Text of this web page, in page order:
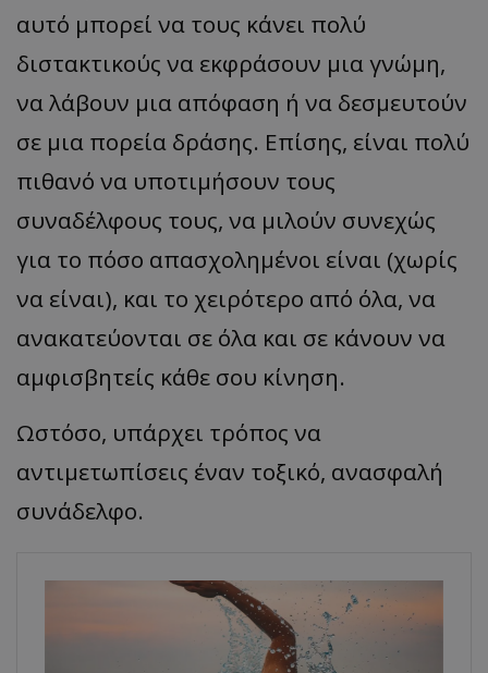
αυτό μπορεί να τους κάνει πολύ
διστακτικούς να εκφράσουν μια γνώμη,
να λάβουν μια απόφαση ή να δεσμευτούν
σε μια πορεία δράσης. Επίσης, είναι πολύ
πιθανό να υποτιμήσουν τους
συναδέλφους τους, να μιλούν συνεχώς
για το πόσο απασχολημένοι είναι (χωρίς
να είναι), και το χειρότερο από όλα, να
ανακατεύονται σε όλα και σε κάνουν να
αμφισβητείς κάθε σου κίνηση.
Ωστόσο, υπάρχει τρόπος να
αντιμετωπίσεις έναν τοξικό, ανασφαλή
συνάδελφο.